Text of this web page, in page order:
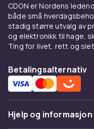
CDON er Nordens
både små
stadig større utvalg av
og elektronikk til hage,
Ting for livet, rett og
Betalingsalternativ
Hjelp og informasjon